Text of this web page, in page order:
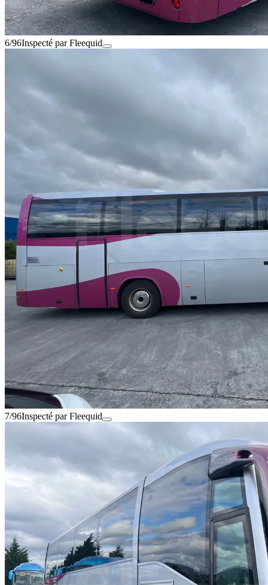
6/96Inspecté par Fleequid
7/96Inspecté par Fleequid